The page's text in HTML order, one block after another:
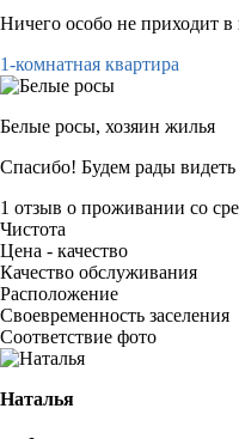
Ничего особо не приходит
1-комнатная квартира
Белые росы, хозяин жилья
Спасибо! Будем рады видеть
1 отзыв о проживании со
Чистота
Цена - качество
Качество обслуживания
Расположение
Своевременность заселения
Соответствие фото
Наталья